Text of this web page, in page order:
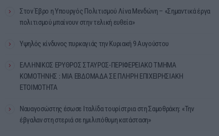
Στον Έβρο η Υπουργός Πολιτισμού Λίνα Μενδώνη – «Σημαντικά έργα
πολιτισμού μπαίνουν στην τελική ευθεία»
Υψηλός κίνδυνος πυρκαγιάς την Κυριακή 9 Αυγούστου
ΕΛΛΗΝΙΚΟΣ ΕΡΥΘΡΟΣ ΣΤΑΥΡΟΣ-ΠΕΡΙΦΕΡΕΙΑΚΟ ΤΜΗΜΑ
ΚΟΜΟΤΗΝΗΣ : ΜΙΑ ΕΒΔΟΜΑΔΑ ΣΕ ΠΛΗΡΗ ΕΠΙΧΕΙΡΗΣΙΑΚΗ
ΕΤΟΙΜΟΤΗΤΑ
Ναυαγοσώστης έσωσε Ιταλίδα τουρίστρια στη Σαμοθράκη: «Την
έβγαλαν στη στεριά σε ημιλιπόθυμη κατάσταση»